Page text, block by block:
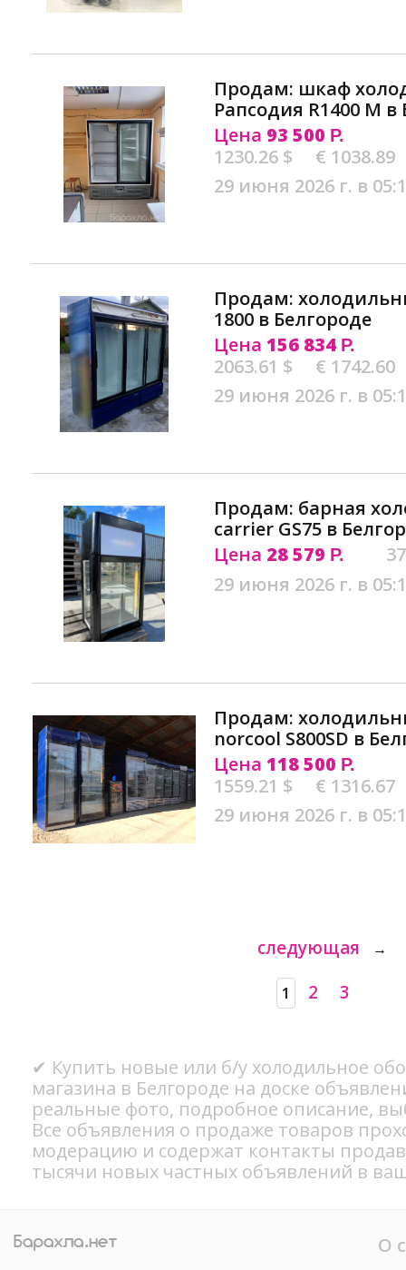
Продам: шкаф
Рапсодия R1400 M в
Цена 93 500 Р.
1230.26 $
€ 1038.89
29 июня 2026 г. в
Продам:
1800 в Белгороде
Цена 156 834 Р.
2063.61 $
€ 1742.60
29 июня 2026 г. в
Продам: барная
carrier GS75 в
Цена 28 579 Р.
29 июня 2026 г. в
Продам:
norcool S800SD в
Цена 118 500 Р.
1559.21 $
€ 1316.67
29 июня 2026 г. в
следующая →
1 2 3
✔ Купить новые или б/у холодильное
магазина в Белгороде на доске
реальные фото, подробное описание,
Все объявления о продаже товаров
модерацию и содержат контакты
тысячи новых частных объявлений в
О